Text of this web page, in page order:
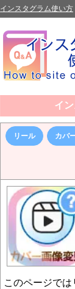
インスタグラム使い方
イ
リール カバ
このページでは